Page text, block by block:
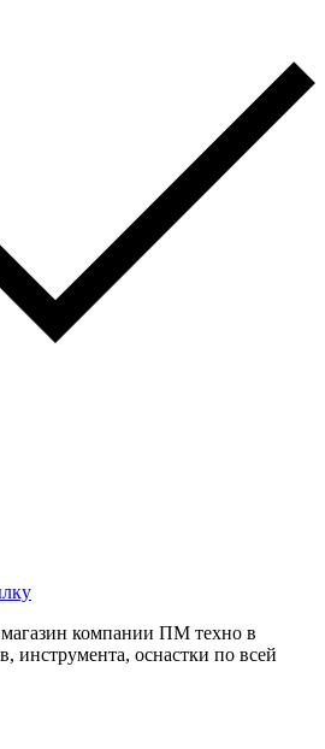
компании ПМ техно в
инструмента, оснастки по всей